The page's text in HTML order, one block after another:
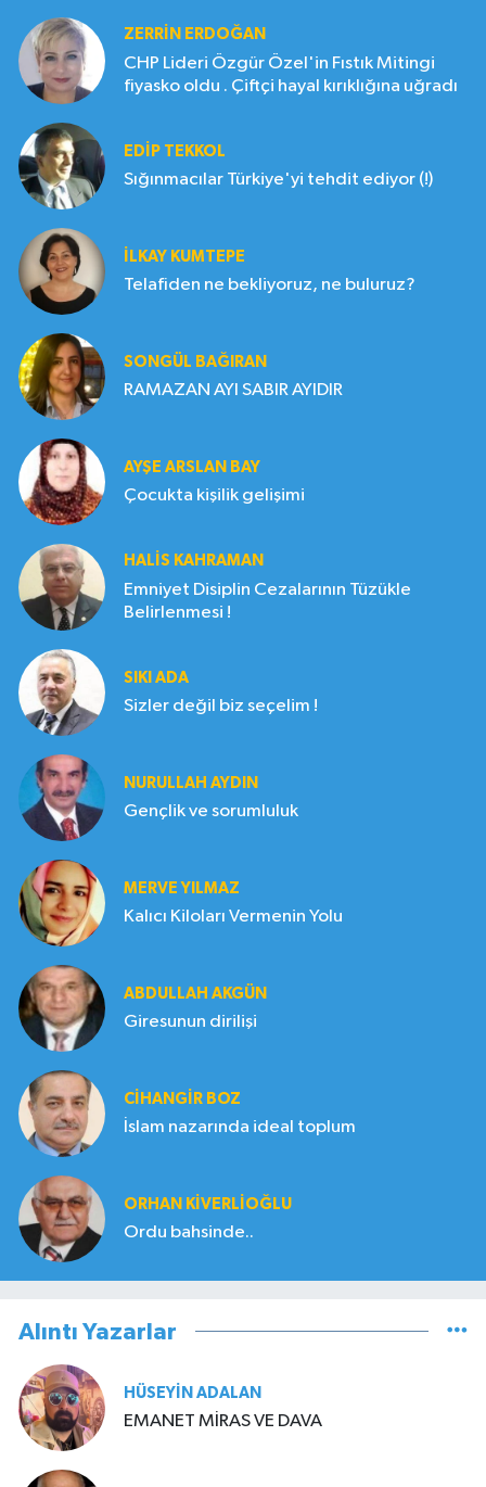
ZERRIN ERDOĞAN
CHP Lideri Özgür Özel'in Fıstık Mitingi
fiyasko oldu . Çiftçi hayal kırıklığına uğradı
EDIP TEKKOL
Sığınmacılar Türkiye'yi tehdit ediyor (!)
İLKAY KUMTEPE
Telafiden ne bekliyoruz, ne buluruz?
SONGÜL BAĞIRAN
RAMAZAN AYI SABIR AYIDIR
AYŞE ARSLAN BAY
Çocukta kişilik gelişimi
HALIS KAHRAMAN
Emniyet Disiplin Cezalarının Tüzükle
Belirlenmesi !
SIKI ADA
Sizler değil biz seçelim !
NURULLAH AYDIN
Gençlik ve sorumluluk
MERVE YILMAZ
Kalıcı Kiloları Vermenin Yolu
ABDULLAH AKGÜN
Giresunun dirilişi
CIHANGIR BOZ
İslam nazarında ideal toplum
ORHAN KIVERLIOĞLU
Ordu bahsinde..
Alıntı Yazarlar
HÜSEYIN ADALAN
EMANET MİRAS VE DAVA